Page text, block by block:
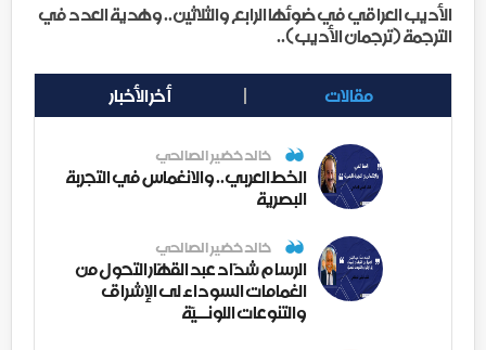
الأديب العراقي في ضوئها الرابع والثلاثين.. وهدية العدد في
الترجمة (ترجمان الأديب)..
مقالات أخر الأخبار
خالد خضير الصالحي
الخط العربي.. والانغماس في التجربة
البصرية
خالد خضير الصالحي
الرسام شدّاد عبد القهّار التحول من
الغمامات السوداء لى الإشراق
والتنوعات اللونــيّة